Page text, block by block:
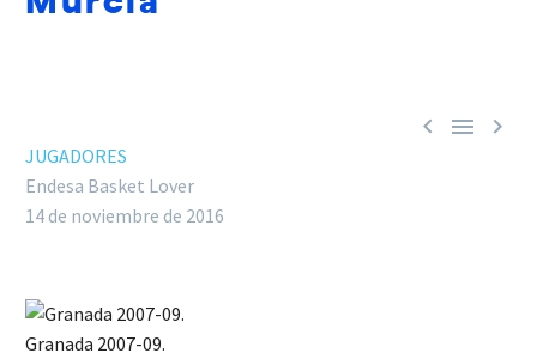
  
JUGADORES
Endesa Basket Lover
14 de noviembre de 2016
Granada 2007-09.